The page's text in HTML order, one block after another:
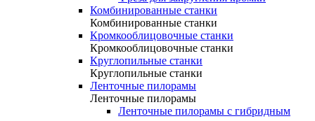
Комбинированные станки
Комбинированные станки
Кромкооблицовочные станки
Кромкооблицовочные станки
Круглопильные станки
Круглопильные станки
Ленточные пилорамы
Ленточные пилорамы
Ленточные пилорамы с гибридным